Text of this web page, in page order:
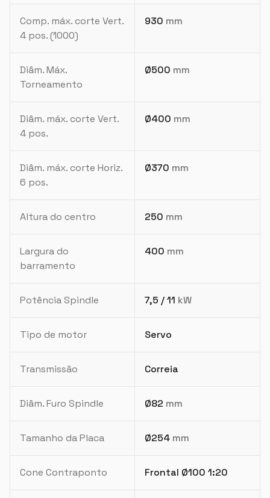
Comp. máx. corte Vert.
4 pos. (1000)
930 mm
Diâm. Máx.
Torneamento
Ø500 mm
Diâm. máx. corte Vert.
4 pos.
Ø400 mm
Diâm. máx. corte Horiz.
6 pos.
Ø370 mm
Altura do centro 250 mm
Largura do
barramento
400 mm
Potência Spindle 7,5 / 11 kW
Tipo de motor Servo
Transmissão Correia
Diâm. Furo Spindle Ø82 mm
Tamanho da Placa Ø254 mm
Cone Contraponto Frontal Ø100 1:20